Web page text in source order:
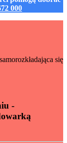
000
się
-